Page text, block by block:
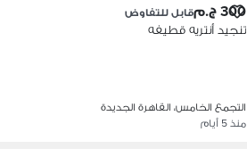
300 ج.م قابل للتفاوض
تنجيد أنتريه قطيفه
التجمع الخامس، القاهرة الجديدة
منذ 5 أيام